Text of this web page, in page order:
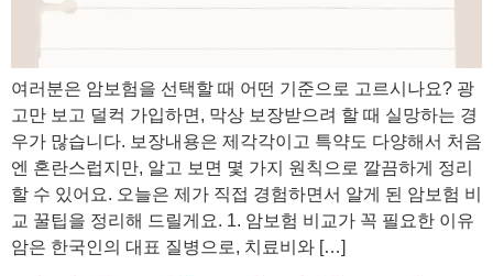
여러분은 암보험을 선택할 때 어떤 기준으로 고르시나요? 광
고만 보고 덜컥 가입하면, 막상 보장받으려 할 때 실망하는 경
우가 많습니다. 보장내용은 제각각이고 특약도 다양해서 처음
엔 혼란스럽지만, 알고 보면 몇 가지 원칙으로 깔끔하게 정리
할 수 있어요. 오늘은 제가 직접 경험하면서 알게 된 암보험 비
교 꿀팁을 정리해 드릴게요. 1. 암보험 비교가 꼭 필요한 이유
암은 한국인의 대표 질병으로, 치료비와 […]